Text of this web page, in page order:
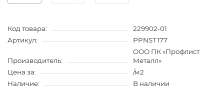
Код товара:
229902-01
Артикул:
PPNST177
Производитель:
ООО ПК «Профлист
Металл»
Цена за:
/м2
Наличие:
В наличии